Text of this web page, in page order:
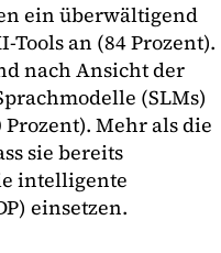
ein überwältigend
Tools an (84 Prozent).
nach Ansicht der
(SLMs)
Mehr als die
sie bereits
intelligente
einsetzen.